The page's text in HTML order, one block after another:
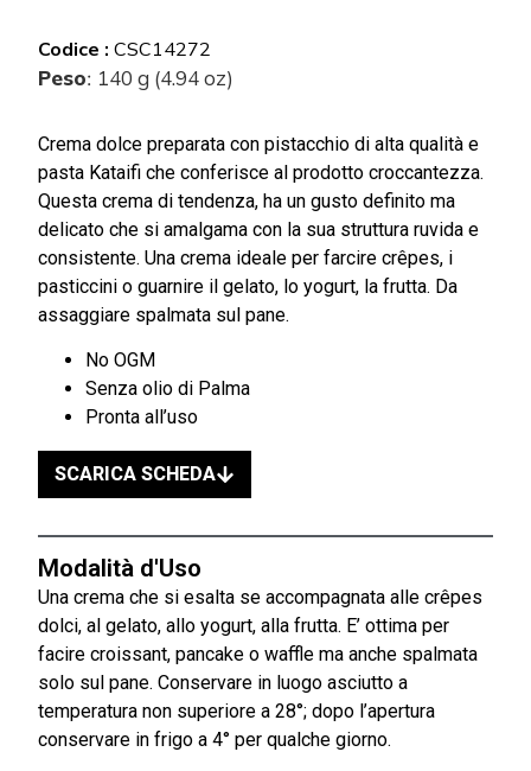
Codice : CSC14272
Peso: 140 g (4.94 oz)
Crema dolce preparata con pistacchio di alta qualità e
pasta Kataifi che conferisce al prodotto croccantezza.
Questa crema di tendenza, ha un gusto definito ma
delicato che si amalgama con la sua struttura ruvida e
consistente. Una crema ideale per farcire crêpes, i
pasticcini o guarnire il gelato, lo yogurt, la frutta. Da
assaggiare spalmata sul pane.
No OGM
Senza olio di Palma
Pronta all’uso
SCARICA SCHEDA
Modalità d'Uso
Una crema che si esalta se accompagnata alle crêpes
dolci, al gelato, allo yogurt, alla frutta. E’ ottima per
facire croissant, pancake o waffle ma anche spalmata
solo sul pane. Conservare in luogo asciutto a
temperatura non superiore a 28°; dopo l’apertura
conservare in frigo a 4° per qualche giorno.